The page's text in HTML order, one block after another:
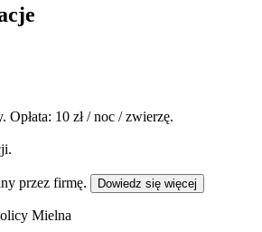
10 zł / noc / zwierzę.
przez firmę.
Dowiedz się więcej
Mielna